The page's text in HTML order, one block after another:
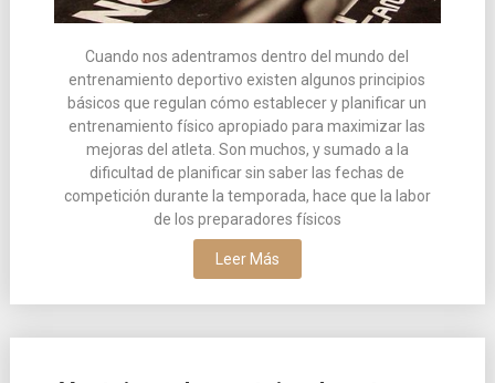
Cuando nos adentramos dentro del mundo del
entrenamiento deportivo existen algunos principios
básicos que regulan cómo establecer y planificar un
entrenamiento físico apropiado para maximizar las
mejoras del atleta. Son muchos, y sumado a la
dificultad de planificar sin saber las fechas de
competición durante la temporada, hace que la labor
de los preparadores físicos
Leer Más